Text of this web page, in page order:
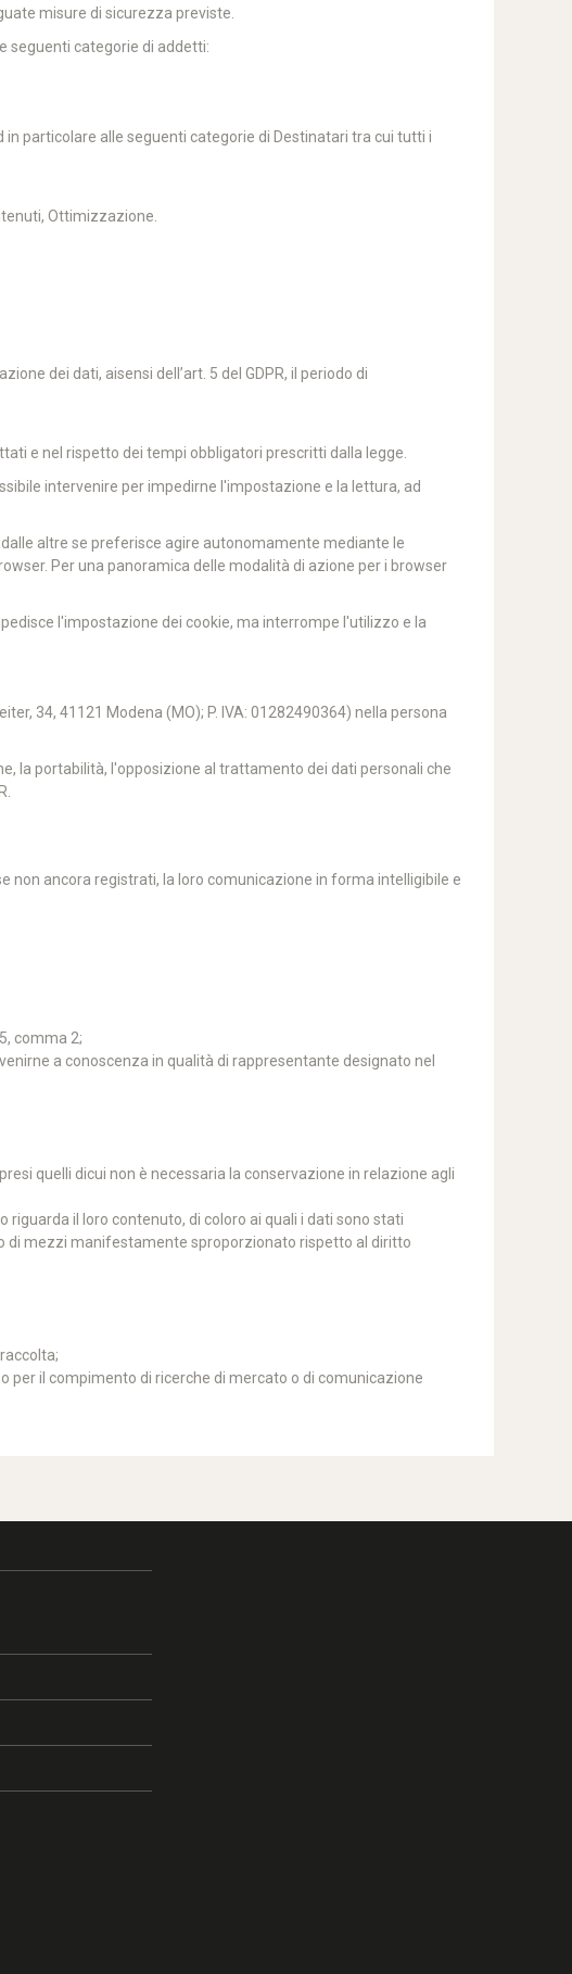
misure di sicurezza previste.
seguenti categorie di addetti:
particolare alle seguenti categorie di Destinatari tra cui tutti i
Ottimizzazione.
dei dati, aisensi dell’art. 5 del GDPR, il periodo di
e nel rispetto dei tempi obbligatori prescritti dalla legge.
intervenire per impedirne l'impostazione e la lettura, ad
altre se preferisce agire autonomamente mediante le
Per una panoramica delle modalità di azione per i browser
l'impostazione dei cookie, ma interrompe l'utilizzo e la
34, 41121 Modena (MO); P. IVA: 01282490364) nella persona
la portabilità, l'opposizione al trattamento dei dati personali che
non ancora registrati, la loro comunicazione in forma intelligibile e
comma 2;
a conoscenza in qualità di rappresentante designato nel
quelli dicui non è necessaria la conservazione in relazione agli
il loro contenuto, di coloro ai quali i dati sono stati
di mezzi manifestamente sproporzionato rispetto al diritto
per il compimento di ricerche di mercato o di comunicazione